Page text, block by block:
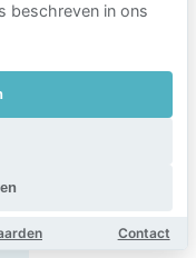
ik
bij
beschreven in ons
Contact